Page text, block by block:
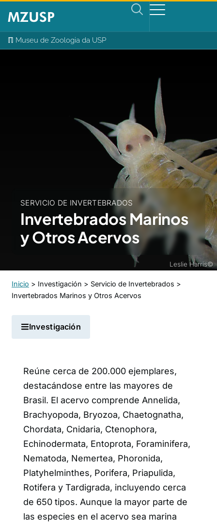
ℿ Museu de Zoologia da USP
SERVICIO DE INVERTEBRADOS
Invertebrados Marinos
y Otros Acervos
Leslie Harris©
Inicio > Investigación > Servicio de Invertebrados >
Invertebrados Marinos y Otros Acervos
Investigación
Reúne cerca de 200.000 ejemplares,
destacándose entre las mayores de
Brasil. El acervo comprende Annelida,
Brachyopoda, Bryozoa, Chaetognatha,
Chordata, Cnidaria, Ctenophora,
Echinodermata, Entoprota, Foraminifera,
Nematoda, Nemertea, Phoronida,
Platyhelminthes, Porifera, Priapulida,
Rotifera y Tardigrada, incluyendo cerca
de 650 tipos. Aunque la mayor parte de
las especies en el acervo sea marina